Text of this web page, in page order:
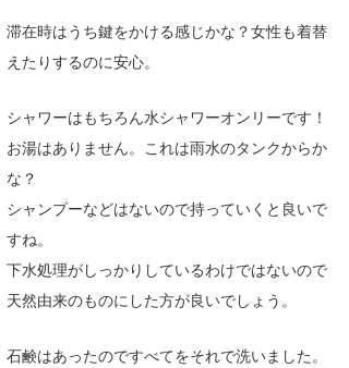
滞在時はうち鍵をかける感じかな？女性も着替
えたりするのに安心。
シャワーはもちろん水シャワーオンリーです！
お湯はありません。これは雨水のタンクからか
な？
シャンプーなどはないので持っていくと良いで
すね。
下水処理がしっかりしているわけではないので
天然由来のものにした方が良いでしょう。
石鹸はあったのですべてをそれで洗いました。